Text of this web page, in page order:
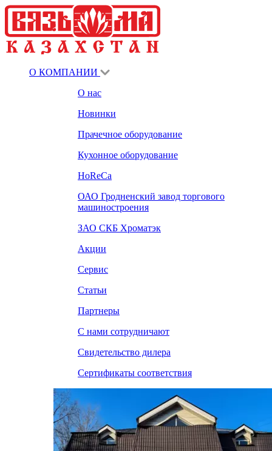
О КОМПАНИИ
О нас
Новинки
Прачечное оборудование
Кухонное оборудование
HoReCa
ОАО Гродненский завод торгового
машиностроения
ЗАО СКБ Хроматэк
Акции
Сервис
Статьи
Партнеры
С нами сотрудничают
Свидетельство дилера
Сертификаты соответствия